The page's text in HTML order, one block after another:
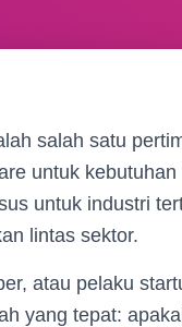
salah satu
untuk
untuk industri
lintas sektor.
atau pelaku
yang tepat: